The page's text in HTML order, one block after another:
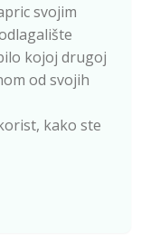
svojim
kojoj drugoj
od svojih
kako ste